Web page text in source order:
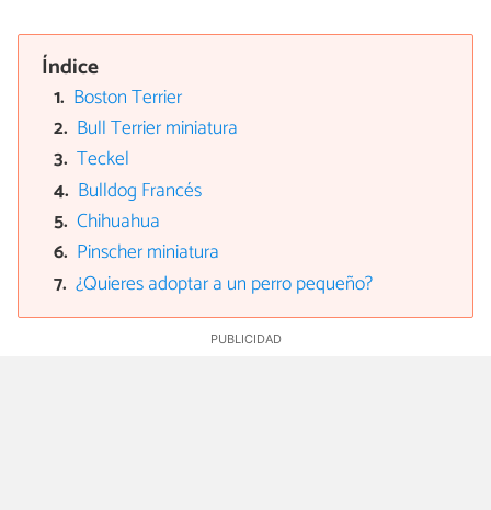
Índice
Boston Terrier
Bull Terrier miniatura
Teckel
Bulldog Francés
Chihuahua
Pinscher miniatura
¿Quieres adoptar a un perro pequeño?